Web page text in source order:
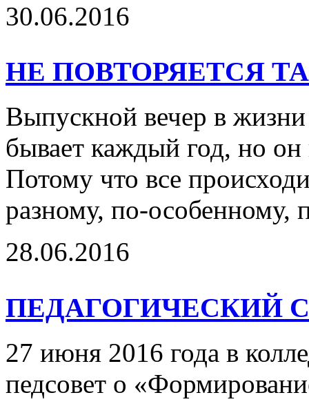
30.06.2016
НЕ ПОВТОРЯЕТСЯ
Выпускной вечер в жизни
бывает каждый год, но
Потому что все
разному, по-
28.06.2016
ПЕДАГОГИЧЕСКИЙ
27 июня 2016 года в
педсовет о